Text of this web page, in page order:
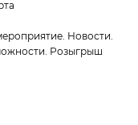
Новости.
Розыгрыш